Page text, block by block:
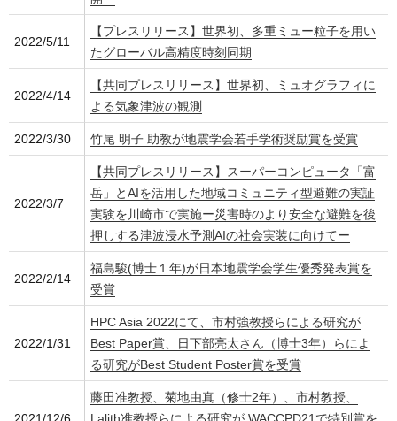
2022/5/11
【プレスリリース】世界初、多重ミュー粒子を用い
たグローバル高精度時刻同期
2022/4/14
【共同プレスリリース】世界初、ミュオグラフィに
よる気象津波の観測
2022/3/30 竹尾 明子 助教が地震学会若手学術奨励賞を受賞
2022/3/7
【共同プレスリリース】スーパーコンピュータ「富
岳」とAIを活用した地域コミュニティ型避難の実証
実験を川崎市で実施ー災害時のより安全な避難を後
押しする津波浸水予測AIの社会実装に向けてー
2022/2/14
福島駿(博士１年)が日本地震学会学生優秀発表賞を
受賞
2022/1/31
HPC Asia 2022にて、市村強教授らによる研究が
Best Paper賞、日下部亮太さん（博士3年）らによ
る研究がBest Student Poster賞を受賞
藤田准教授、菊地由真（修士2年）、市村教授、